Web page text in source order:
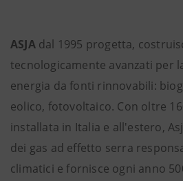
ASJAdal 1995 progetta,
tecnologicamente avanzati per
energia da fonti rinnovabili:
eolico, fotovoltaico. Con oltre
installata in Italia e all'estero,
dei gas ad effetto serra
climatici e fornisce ogni anno